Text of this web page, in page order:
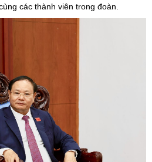
các thành viên trong đoàn.